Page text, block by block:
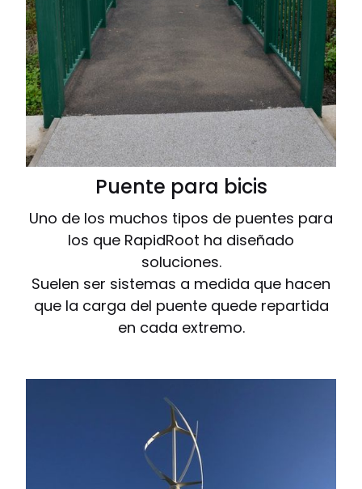
Puente para bicis
Uno de los muchos tipos de puentes para
los que RapidRoot ha diseñado
soluciones.
Suelen ser sistemas a medida que hacen
que la carga del puente quede repartida
en cada extremo.